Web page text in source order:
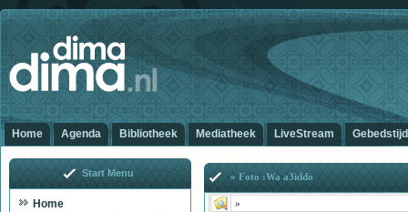
Home Agenda Bibliotheek Mediatheek LiveStream
» Foto :Wa a3iddo
»
Start Menu
Home